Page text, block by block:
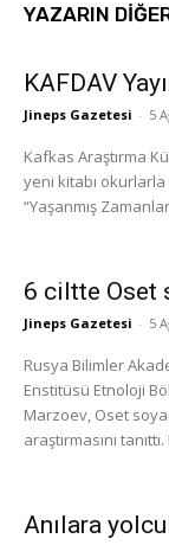
YAZARIN
KAFDAV
Jineps Gazetesi - 5
Kafkas Araştırma
yeni kitabı okurlarla
“Yaşanmış
6 ciltte Oset
Jineps Gazetesi - 5
Rusya Bilimler
Enstitüsü Etnoloji
Marzoev, Oset
araştırmasını
Anılara